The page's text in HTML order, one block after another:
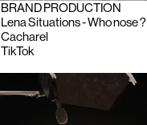
BRAND PRODUCTION
Lena Situations - Who nose ?
Cacharel
TikTok